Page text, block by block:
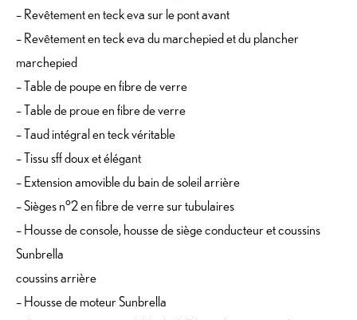
– Revêtement en teck eva sur le pont avant
– Revêtement en teck eva du marchepied et du plancher
marchepied
– Table de poupe en fibre de verre
– Table de proue en fibre de verre
– Taud intégral en teck véritable
– Tissu sff doux et élégant
– Extension amovible du bain de soleil arrière
– Sièges n°2 en fibre de verre sur tubulaires
– Housse de console, housse de siège conducteur et coussins
Sunbrella
coussins arrière
– Housse de moteur Sunbrella